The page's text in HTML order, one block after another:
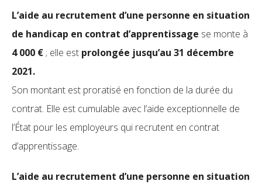
L’aide au recrutement d’une personne en situation
de handicap en contrat d’apprentissage se monte à
4 000 €; elle est prolongée jusqu’au 31 décembre
2021.
Son montant est proratisé en fonction de la durée du
contrat. Elle est cumulable avec l’aide exceptionnelle de
l’État pour les employeurs qui recrutent en contrat
d’apprentissage.
L’aide au recrutement d’une personne en situation